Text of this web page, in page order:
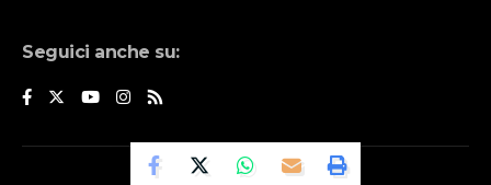
Seguici anche su:
© Ufficio Stampa Basilicata